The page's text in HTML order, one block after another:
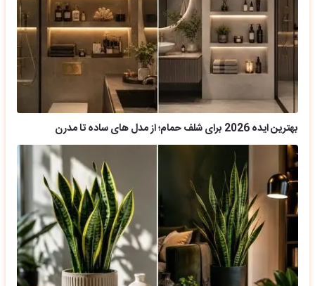
بهترین ایده 2026 برای شلف حمام؛ از مدل های ساده تا مدرن